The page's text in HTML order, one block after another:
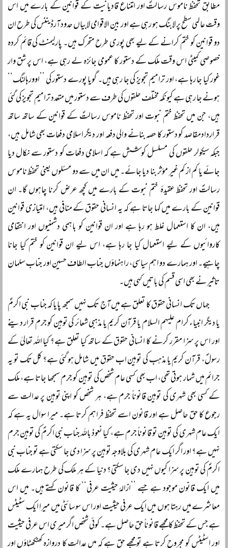
مطابق تحفظ ناموس رسالتؐ اور امتناع قادیانیت کے قوانین کے بارے میں اس
وقت عالمی سطح پر لابنگ ہو رہی ہے اور بین الاقوامی لابیاں حدود آرڈیننس کی طرح ان
دو قوانین کو ختم کرانے کے لیے بھی پوری طرح متحرک ہیں۔ پارلیمنٹ کی قائم کردہ
خصوصی کمیٹی اس وقت ملک کے دستور کا عمومی جائزہ لے رہی ہے، اس پر شق وار
غور کیا جا رہا ہے، اور ترامیم تجویز کی جا رہی ہیں۔ گویا پورے دستور کی ’’اوورہالنگ‘‘
ہونے جا رہی ہے کیونکہ مختلف حلقوں کی طرف سے دستور میں متعدد ترامیم تجویز کی گئی
ہیں، جن میں تحفظ ختم نبوت اور تحفظ ناموس رسالتؐ کے قوانین کے ساتھ ساتھ
قراردادمقاصد کو دستور کا حصہ بنانے والی دفعہ اور دیگر اسلامی دفعات بھی شامل ہیں،
جبکہ سیکولر حلقوں کی مسلسل کوشش ہے کہ اسلامی دفعات کو دستور سے نکال دیا
جائے یا کم از کم غیر مؤثر بنا دیا جائے۔ میں ان میں سے دو مسئلوں یعنی تحفظ ناموس
رسالتؐ اور تحفظ عقیدۂ ختم نبوت کے بارے میں کچھ عرض کرنا چاہوں گا۔ ان
قوانین کے بارے میں کہا جاتا ہے کہ یہ انسانی حقوق کے منافی ہیں، امتیازی قوانین
ہیں، ان کا استعمال غلط ہو رہا ہے اور ان قوانین کو باہمی دشمنیوں اور انتقامی
کاروائیوں کے لیے استعمال کیا جا رہا ہے، اس لیے ان قوانین کو ختم کیا جانا
چاہیے۔ اور ہمارے دو اہم سیاسی، راہنماؤں جناب الطاف حسین اور جناب سلمان
تاثیر نے بھی اسی قسم کی باتیں کہی ہیں۔
جہاں تک انسانی حقوق کا تعلق ہے میں آج تک نہیں سمجھ پایا کہ جناب نبی اکرمؐ
یا دیگر انبیاء کرام علیہم السلام یا قرآن کریم یا مذہبی شعائر کی توہین کو جرم قرار دینے
اور اس پر سزا مقرر کرنے کا انسانی حقوق کے ساتھ کیا تعلق ہے؟ کیا اللہ تعالیٰ کے
رسولؐ، قرآن کریم یا مذہب کی توہین اب حقوق میں شامل ہو گئی ہے؟ کل تک تو یہ
جرائم میں شمار ہوتی تھی، اب بھی کسی عام شخص کی توہین کو جرم سمجھا جاتا ہے، ملک
کے کسی بھی شہری کی توہین قانوناً جرم ہے، ہر شخص کو اپنی توہین پر عدالت سے
رجوع کا حق حاصل ہے اور قانون اسے تحفظ فراہم کرتا ہے۔ میرا سوال یہ ہے کہ
ایک عام شہری کی توہین تو قانوناً جرم ہے، کیا نعوذ باللہ جناب نبی اکرمؐ کی توہین جرم
نہیں ہے؟ اور اگر ایک عام شہری کی بلاوجہ توہین پر سزا دی جا سکتی ہے تو جناب نبی
اکرمؐ کی توہین پر سزا کیوں نہیں دی جا سکتی؟ دنیا کے ہر ملک کی طرح ہمارے ملک
میں ایک قانون موجود ہے جسے ’’ازالۂ حیثیت عرفی‘‘ کا قانون کہتے ہیں۔ میں اس
معاشرے میں رہتا ہوں میں ایک عرفی حیثیت اور اس سوسائٹی میں میرا ایک سٹیٹس
ہے جس کے تحفظ کا مجھے قانوناً حق حاصل ہے۔ کوئی شخص اگر میری اس عرفی حیثیت
اور اسٹیٹس کو مجروح کرتا ہے تو مجھے حق ہے کہ میں عدالت کا دروازہ کھٹکھٹاؤں اور